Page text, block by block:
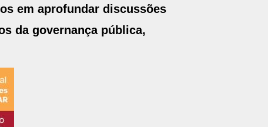
em aprofundar discussões
da governança pública,